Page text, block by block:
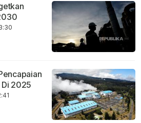
2025